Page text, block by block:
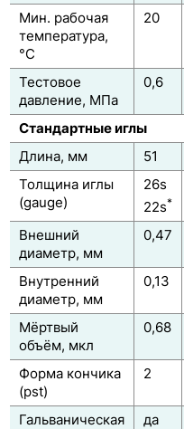
Мин. рабочая
температура,
°С
20
Тестовое
давление, МПа
0,6
Стандартные иглы
Длина, мм
51
Толщина иглы
(gauge)
26s
22s*
Внешний
диаметр, мм
0,47
Внутренний
диаметр, мм
0,13
Мёртвый
объём, мкл
0,68
Форма кончика
(pst)
2
Гальваническая
да